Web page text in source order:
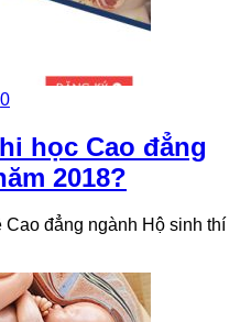
0
học Cao đẳng
2018?
Cao đẳng ngành Hộ sinh thí